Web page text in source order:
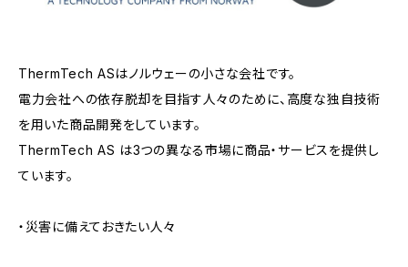
ThermTech ASはノルウェーの小さな会社です。
電力会社への依存脱却を目指す人々のために、高度な独自技術
を用いた商品開発をしています。
ThermTech AS は3つの異なる市場に商品・サービスを提供し
ています。
・災害に備えておきたい人々